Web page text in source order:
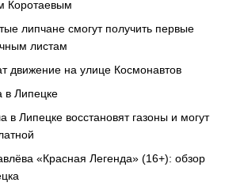
Коротаевым
липчане смогут получить первые
листам
движение на улице Космонавтов
в Липецке
в Липецке восстановят газоны и могут
«Красная Легенда» (16+): обзор